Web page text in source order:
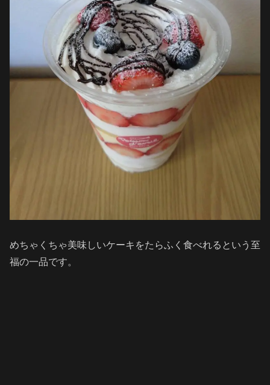
めちゃくちゃ美味しいケーキをたらふく食べれるという至
福の一品です。